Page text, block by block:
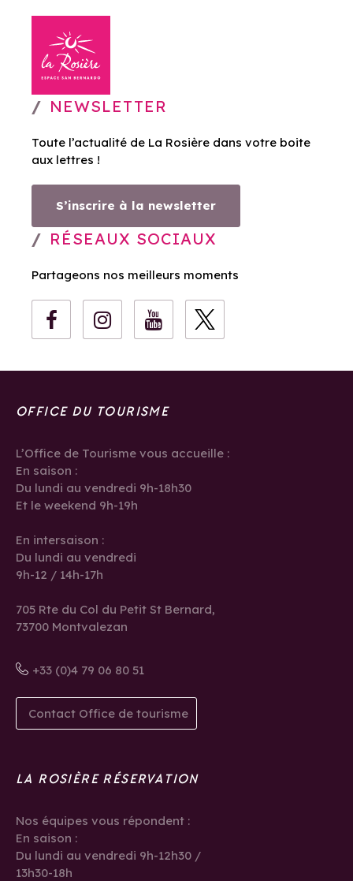
NEWSLETTER
Toute l’actualité de La Rosière dans votre boite
aux lettres !
S’inscrire à la newsletter
RÉSEAUX SOCIAUX
Partageons nos meilleurs moments
OFFICE DU TOURISME
L’Office de Tourisme vous accueille :
En saison :
Du lundi au vendredi 9h-18h30
Et le weekend 9h-19h
En intersaison :
Du lundi au vendredi
9h-12 / 14h-17h
705 Rte du Col du Petit St Bernard,
73700 Montvalezan
+33 (0)4 79 06 80 51
Contact Office de tourisme
LA ROSIÈRE RÉSERVATION
Nos équipes vous répondent :
En saison :
Du lundi au vendredi 9h-12h30 /
13h30-18h